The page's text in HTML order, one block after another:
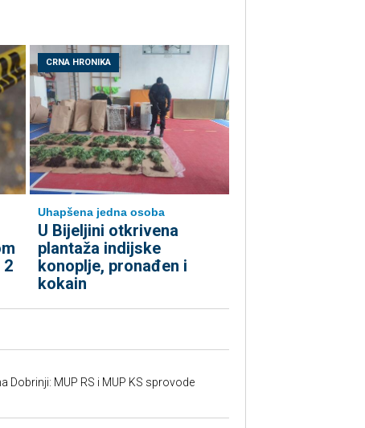
2
CRNA HRONIKA
Uhapšena jedna osoba
​U Bijeljini otkrivena
plantaža indijske
konoplje, pronađen i
kokain
Dobrinji: MUP RS i MUP KS sprovode